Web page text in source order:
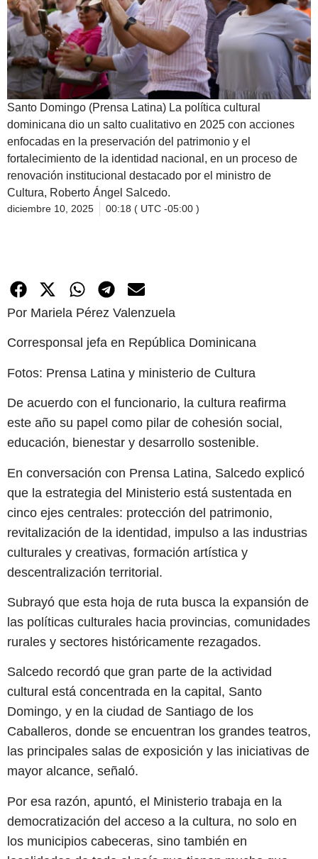
Santo Domingo (Prensa Latina) La política cultural
dominicana dio un salto cualitativo en 2025 con acciones
enfocadas en la preservación del patrimonio y el
fortalecimiento de la identidad nacional, en un proceso de
renovación institucional destacado por el ministro de
Cultura, Roberto Ángel Salcedo.
diciembre 10, 2025 00:18 ( UTC -05:00 )
Por Mariela Pérez Valenzuela
Corresponsal jefa en República Dominicana
Fotos: Prensa Latina y ministerio de Cultura
De acuerdo con el funcionario, la cultura reafirma
este año su papel como pilar de cohesión social,
educación, bienestar y desarrollo sostenible.
En conversación con Prensa Latina, Salcedo explicó
que la estrategia del Ministerio está sustentada en
cinco ejes centrales: protección del patrimonio,
revitalización de la identidad, impulso a las industrias
culturales y creativas, formación artística y
descentralización territorial.
Subrayó que esta hoja de ruta busca la expansión de
las políticas culturales hacia provincias, comunidades
rurales y sectores históricamente rezagados.
Salcedo recordó que gran parte de la actividad
cultural está concentrada en la capital, Santo
Domingo, y en la ciudad de Santiago de los
Caballeros, donde se encuentran los grandes teatros,
las principales salas de exposición y las iniciativas de
mayor alcance, señaló.
Por esa razón, apuntó, el Ministerio trabaja en la
democratización del acceso a la cultura, no solo en
los municipios cabeceras, sino también en